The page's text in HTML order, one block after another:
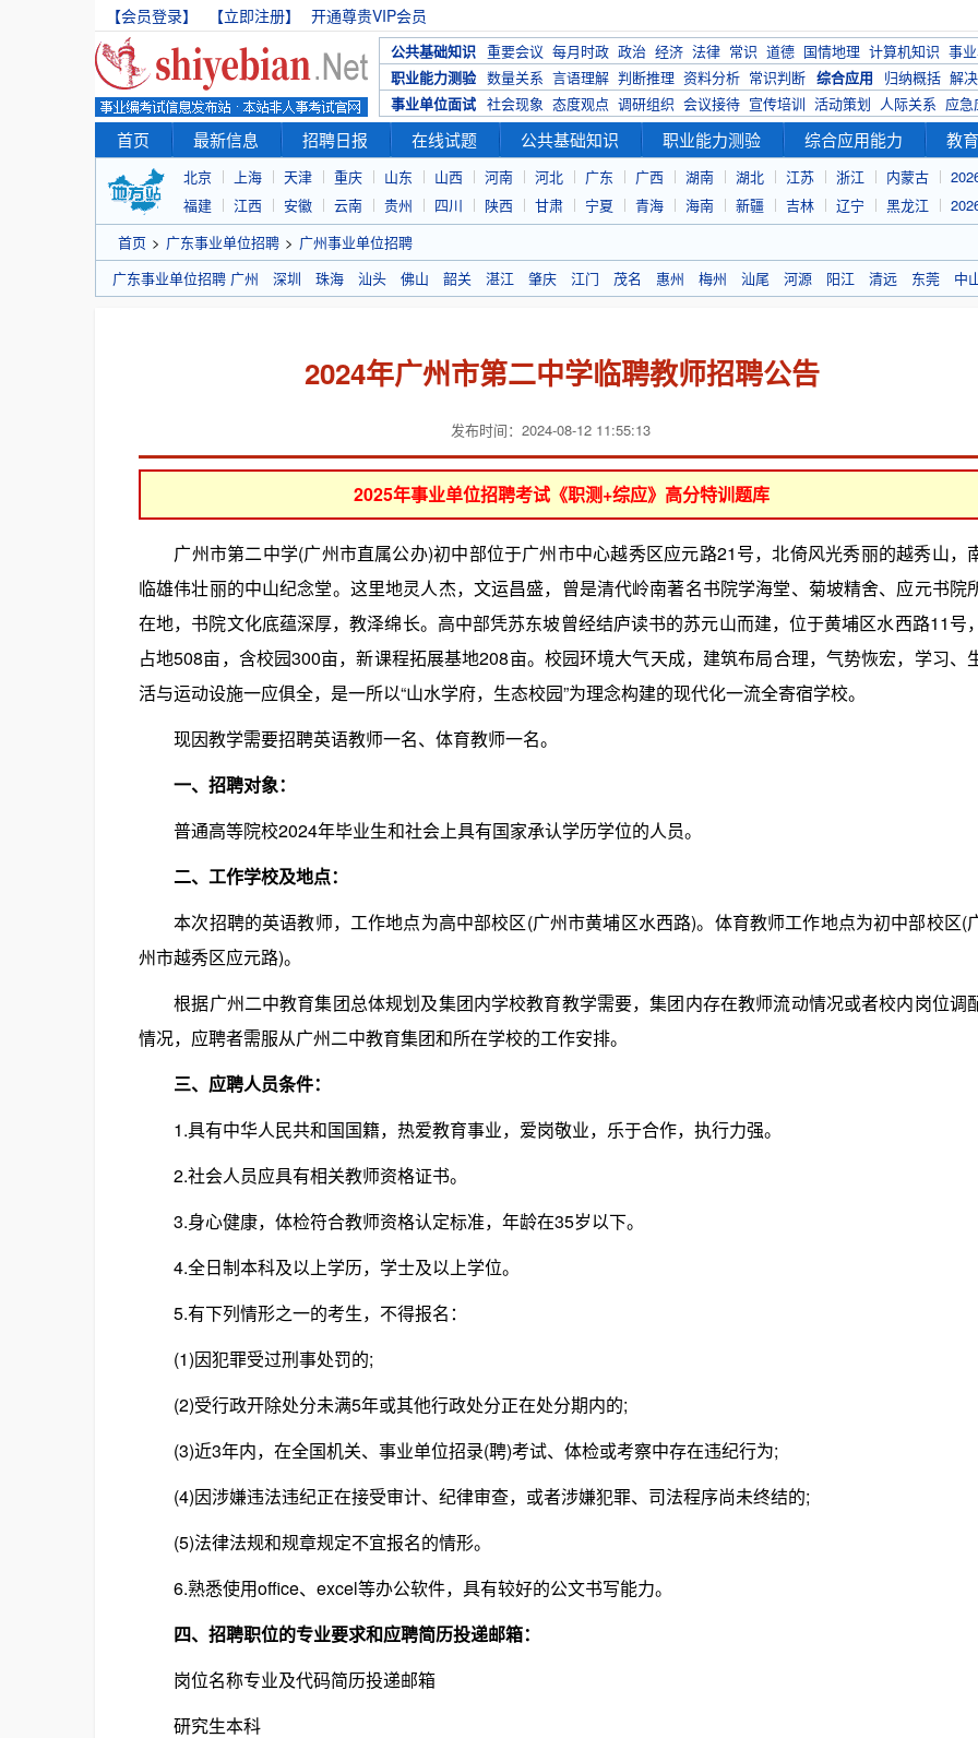
【会员登录】 【立即注册】 开通尊贵VIP会员
公共基础知识 重要会议 每月时政 政治 经济 法律 常识 道德 国情地理 计算机知识 事
职业能力测验 数量关系 言语理解 判断推理 资料分析 常识判断 综合应用 归纳概括 解
事业单位面试 社会现象 态度观点 调研组织 会议接待 宣传培训 活动策划 人际关系 应急
首页 最新信息 招聘日报 在线试题 公共基础知识 职业能力测验 综合应用能力 教
北京 上海 天津 重庆 山东 山西 河南 河北 广东 广西 湖南 湖北 江苏 浙江 内蒙古
福建
江西 安徽 云南 贵州 四川 陕西 甘肃 宁夏 青海 海南 新疆 吉林 辽宁 黑龙江
首页 > 广东事业单位招聘 > 广州事业单位招聘
广东事业单位招聘 广州 深圳 珠海 汕头 佛山 韶关 湛江 肇庆 江门 茂名 惠州 梅州 汕尾 河源 阳江 清远 东莞 中
2024年广州市第二中学临聘教师招聘公告
发布时间：2024-08-12 11:55:13
2025年事业单位招聘考试《职测+综应》高分特训题库
广州市第二中学(广州市直属公办)初中部位于广州市中心越秀区应元路21号，北倚风光秀丽的越秀山，
临雄伟壮丽的中山纪念堂。这里地灵人杰，文运昌盛，曾是清代岭南著名书院学海堂、菊坡精舍、应元书院
在地，书院文化底蕴深厚，教泽绵长。高中部凭苏东坡曾经结庐读书的苏元山而建，位于黄埔区水西路11号
占地508亩，含校园300亩，新课程拓展基地208亩。校园环境大气天成，建筑布局合理，气势恢宏，学习、
活与运动设施一应俱全，是一所以“山水学府，生态校园”为理念构建的现代化一流全寄宿学校。
现因教学需要招聘英语教师一名、体育教师一名。
一、招聘对象：
普通高等院校2024年毕业生和社会上具有国家承认学历学位的人员。
二、工作学校及地点：
本次招聘的英语教师，工作地点为高中部校区(广州市黄埔区水西路)。体育教师工作地点为初中部校区(
州市越秀区应元路)。
根据广州二中教育集团总体规划及集团内学校教育教学需要，集团内存在教师流动情况或者校内岗位调
情况，应聘者需服从广州二中教育集团和所在学校的工作安排。
三、应聘人员条件：
1.具有中华人民共和国国籍，热爱教育事业，爱岗敬业，乐于合作，执行力强。
2.社会人员应具有相关教师资格证书。
3.身心健康，体检符合教师资格认定标准，年龄在35岁以下。
4.全日制本科及以上学历，学士及以上学位。
5.有下列情形之一的考生，不得报名：
(1)因犯罪受过刑事处罚的;
(2)受行政开除处分未满5年或其他行政处分正在处分期内的;
(3)近3年内，在全国机关、事业单位招录(聘)考试、体检或考察中存在违纪行为;
(4)因涉嫌违法违纪正在接受审计、纪律审查，或者涉嫌犯罪、司法程序尚未终结的;
(5)法律法规和规章规定不宜报名的情形。
6.熟悉使用office、excel等办公软件，具有较好的公文书写能力。
四、招聘职位的专业要求和应聘简历投递邮箱：
岗位名称专业及代码简历投递邮箱
研究生本科